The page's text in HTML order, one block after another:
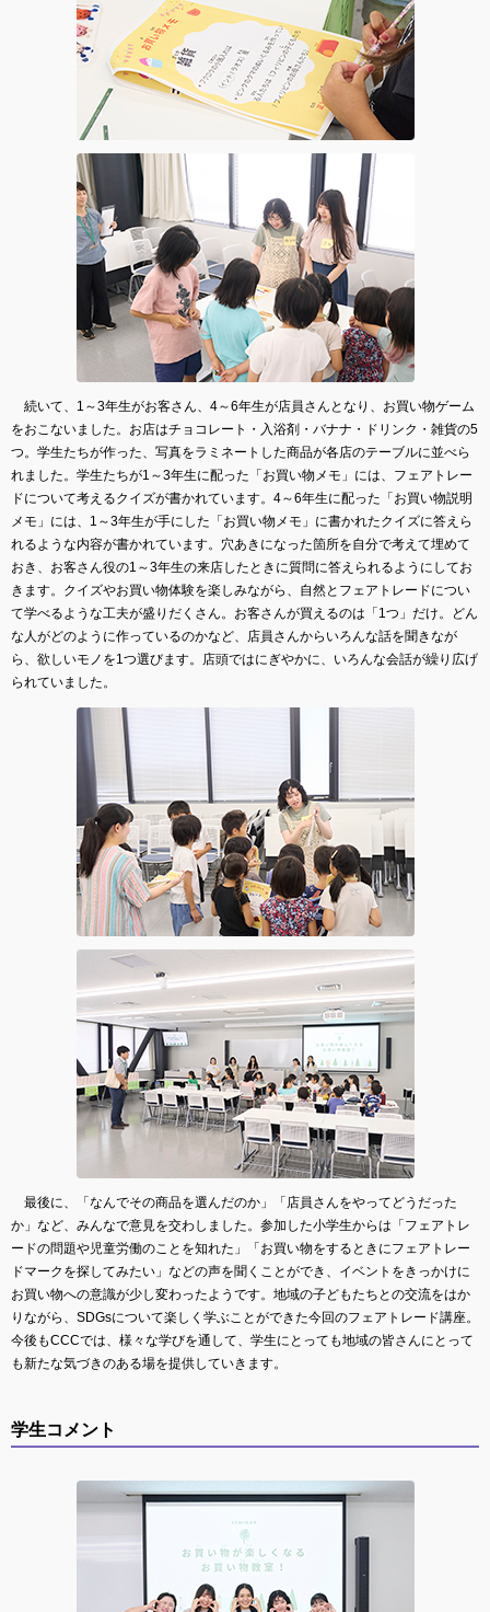
続いて、1～3年生がお客さん、4～6年生が店員さんとなり、お買い物ゲーム
をおこないました。お店はチョコレート・入浴剤・バナナ・ドリンク・雑貨の5
つ。学生たちが作った、写真をラミネートした商品が各店のテーブルに並べら
れました。学生たちが1～3年生に配った「お買い物メモ」には、フェアトレー
ドについて考えるクイズが書かれています。4～6年生に配った「お買い物説明
メモ」には、1～3年生が手にした「お買い物メモ」に書かれたクイズに答えら
れるような内容が書かれています。穴あきになった箇所を自分で考えて埋めて
おき、お客さん役の1～3年生の来店したときに質問に答えられるようにしてお
きます。クイズやお買い物体験を楽しみながら、自然とフェアトレードについ
て学べるような工夫が盛りだくさん。お客さんが買えるのは「1つ」だけ。どん
な人がどのように作っているのかなど、店員さんからいろんな話を聞きなが
ら、欲しいモノを1つ選びます。店頭ではにぎやかに、いろんな会話が繰り広げ
られていました。
最後に、「なんでその商品を選んだのか」「店員さんをやってどうだった
か」など、みんなで意見を交わしました。参加した小学生からは「フェアトレ
ードの問題や児童労働のことを知れた」「お買い物をするときにフェアトレー
ドマークを探してみたい」などの声を聞くことができ、イベントをきっかけに
お買い物への意識が少し変わったようです。地域の子どもたちとの交流をはか
りながら、SDGsについて楽しく学ぶことができた今回のフェアトレード講座。
今後もCCCでは、様々な学びを通して、学生にとっても地域の皆さんにとって
も新たな気づきのある場を提供していきます。
学生コメント